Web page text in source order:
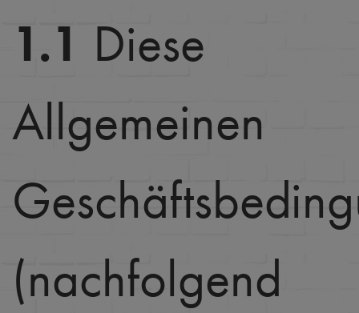
1.1 Diese
Allgemeinen
(nachfolgend